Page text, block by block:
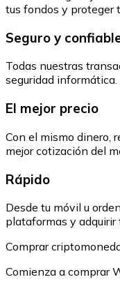
tus fondos y proteger
Seguro y
Todas nuestras
seguridad informática.
El mejor precio
Con el mismo dinero,
mejor cotización del
Rápido
Desde tu móvil u
plataformas y adquirir
Comprar
Comienza a comprar